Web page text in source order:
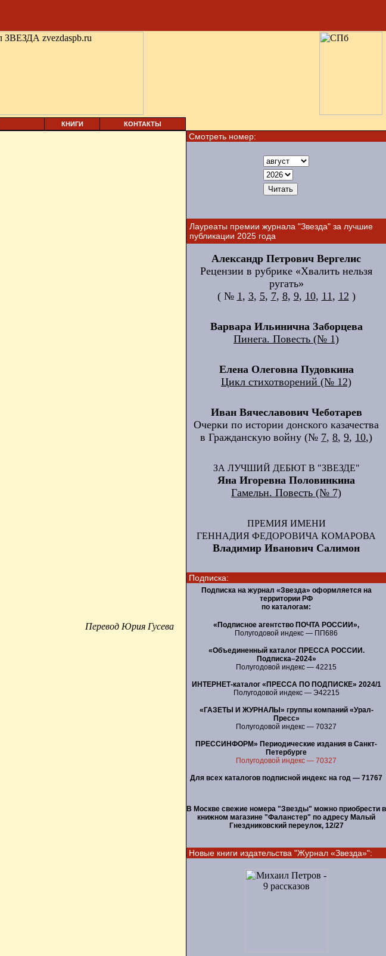
КНИГИ КОНТАКТЫ
Перевод Юрия Гусева
Смотреть номер:
Лауреаты премии журнала "Звезда" за лучшие
публикации 2025 года
Александр Петрович Вергелис
Рецензии в рубрике «Хвалить нельзя
ругать»
( № 1, 3, 5, 7, 8, 9, 10, 11, 12 )
Варвара Ильинична Заборцева
Пинега. Повесть (№ 1)
Елена Олеговна Пудовкина
Цикл стихотворений (№ 12)
Иван Вячеславович Чеботарев
Очерки по истории донского казачества
в Гражданскую войну (№ 7, 8, 9, 10,)
ЗА ЛУЧШИЙ ДЕБЮТ В "ЗВЕЗДЕ"
Яна Игоревна Половинкина
Гамельн. Повесть (№ 7)
ПРЕМИЯ ИМЕНИ
ГЕННАДИЯ ФЕДОРОВИЧА КОМАРОВА
Владимир Иванович Салимон
Подписка:
Подписка на журнал «Звезда» оформляется на
территории РФ
по каталогам:
«Подписное агентство ПОЧТА РОССИИ»,
Полугодовой индекс — ПП686
«Объединенный каталог ПРЕССА РОССИИ.
Подписка–2024»
Полугодовой индекс — 42215
ИНТЕРНЕТ-каталог «ПРЕССА ПО ПОДПИСКЕ» 2024/1
Полугодовой индекс — Э42215
«ГАЗЕТЫ И ЖУРНАЛЫ» группы компаний «Урал-
Пресс»
Полугодовой индекс — 70327
ПРЕССИНФОРМ» Периодические издания в Санкт-
Петербурге
Полугодовой индекс — 70327
Для всех каталогов подписной индекс на год — 71767
В Москве свежие номера "Звезды" можно приобрести в
книжном магазине "Фаланстер" по адресу Малый
Гнездниковский переулок, 12/27
Новые книги издательства "Журнал «Звезда»":